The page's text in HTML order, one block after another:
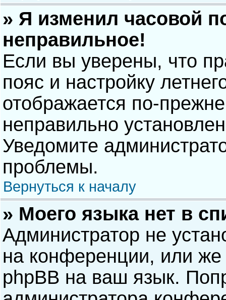
» Я изменил часовой
неправильное!
Если вы уверены, что
пояс и настройку
отображается по-
неправильно
Уведомите
проблемы.
Вернуться к началу
» Моего языка нет в
Администратор не
на конференции, или же
phpBB на ваш язык.